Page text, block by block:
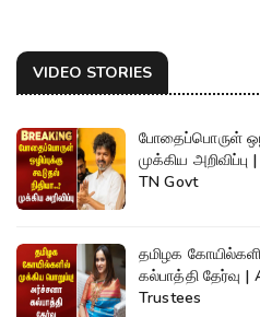
VIDEO STORIES
போதைப்பொருள்
முக்கிய
TN Govt
தமிழக
கல்பாத்தி தேர்வு
Trustees